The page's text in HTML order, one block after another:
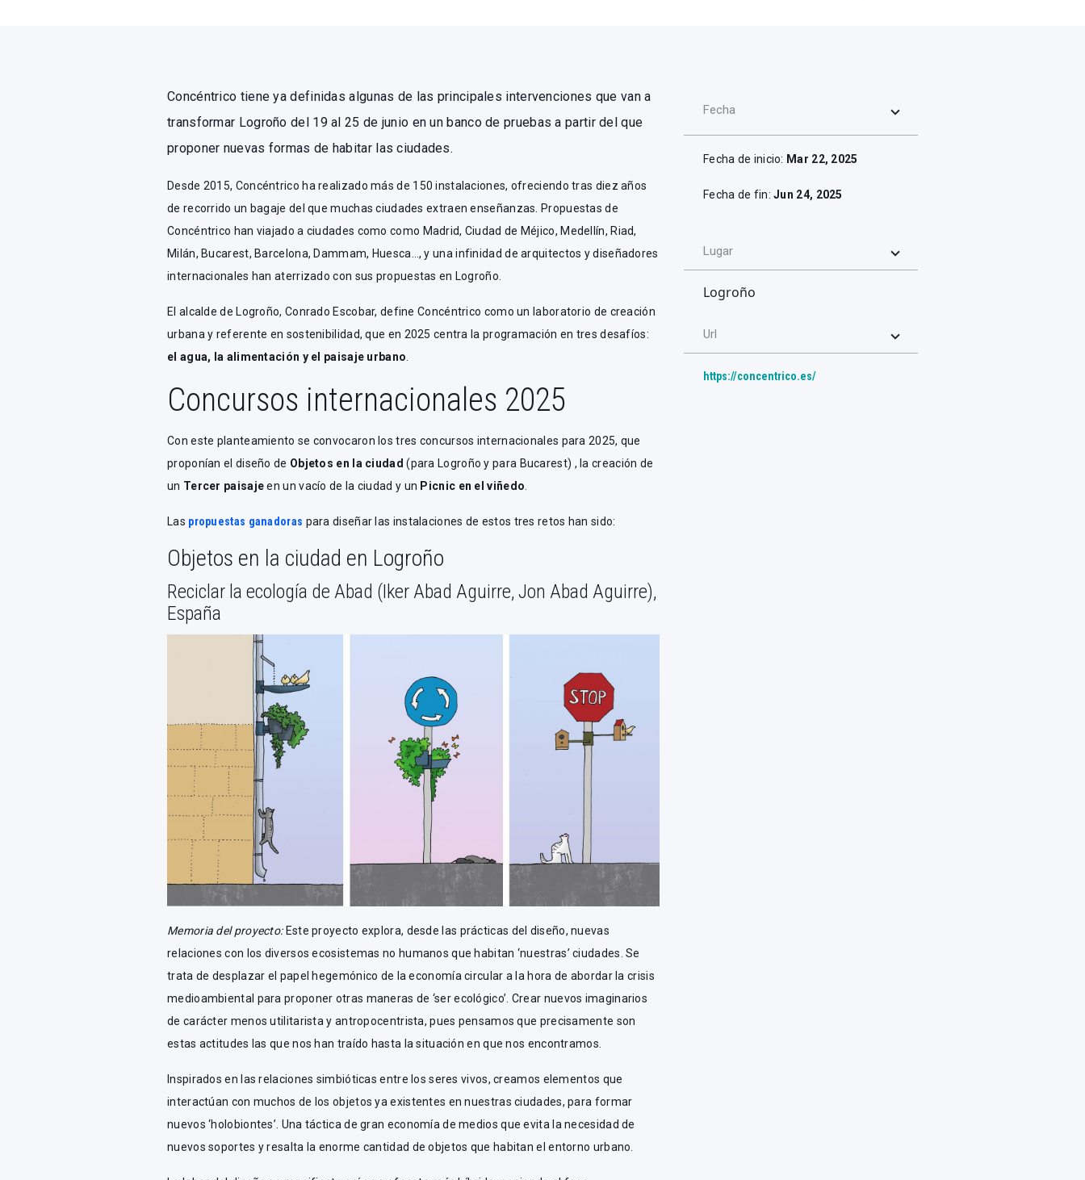
Concéntrico tiene ya definidas algunas de las principales intervenciones que van a
transformar Logroño del 19 al 25 de junio en un banco de pruebas a partir del que
proponer nuevas formas de habitar las ciudades.
Desde 2015, Concéntrico ha realizado más de 150 instalaciones, ofreciendo tras diez años
de recorrido un bagaje del que muchas ciudades extraen enseñanzas. Propuestas de
Concéntrico han viajado a ciudades como como Madrid, Ciudad de Méjico, Medellín, Riad,
Milán, Bucarest, Barcelona, Dammam, Huesca…, y una infinidad de arquitectos y diseñadores
internacionales han aterrizado con sus propuestas en Logroño.
El alcalde de Logroño, Conrado Escobar, define Concéntrico como un laboratorio de creación
urbana y referente en sostenibilidad, que en 2025 centra la programación en tres desafíos:
el agua, la alimentación y el paisaje urbano
Concursos internacionales 2025
Con este planteamiento se convocaron los tres concursos internacionales para 2025, que
proponían el diseño de Objetos en la ciudad (para Logroño y para Bucarest) , la creación de
un Tercer paisajeen un vacío de la ciudad y un Picnic en el viñedo
Las propuestas ganadoras para diseñar las instalaciones de estos tres retos han sido:
Objetos en la ciudad en Logroño
Reciclar la ecología de Abad (Iker Abad Aguirre, Jon Abad Aguirre),
España
Memoria del proyecto: Este proyecto explora, desde las prácticas del diseño, nuevas
relaciones con los diversos ecosistemas no humanos que habitan ‘nuestras’ ciudades. Se
trata de desplazar el papel hegemónico de la economía circular a la hora de abordar la crisis
medioambiental para proponer otras maneras de ‘ser ecológico’. Crear nuevos imaginarios
de carácter menos utilitarista y antropocentrista, pues pensamos que precisamente son
estas actitudes las que nos han traído hasta la situación en que nos encontramos.
Inspirados en las relaciones simbióticas entre los seres vivos, creamos elementos que
interactúan con muchos de los objetos ya existentes en nuestras ciudades, para formar
nuevos ‘holobiontes’. Una táctica de gran economía de medios que evita la necesidad de
nuevos soportes y resalta la enorme cantidad de objetos que habitan el entorno urbano.
Fecha
Fecha de inicio: Mar 22, 2025
Fecha de fin:Jun 24, 2025
Lugar
Logroño
Url
https://concentrico.es/